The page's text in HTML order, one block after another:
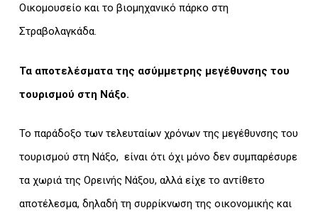
Οικομουσείο και το βιομηχανικό πάρκο στη
Στραβολαγκάδα.
Τα αποτελέσματα της ασύμμετρης μεγέθυνσης του
τουρισμού στη Νάξο.
Το παράδοξο των τελευταίων χρόνων της μεγέθυνσης του
τουρισμού στη Νάξο, είναι ότι όχι μόνο δεν συμπαρέσυρε
τα χωριά της Ορεινής Νάξου, αλλά είχε το αντίθετο
αποτέλεσμα, δηλαδή τη συρρίκνωση της οικονομικής και